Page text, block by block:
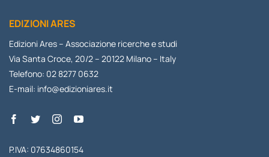
EDIZIONI ARES
Edizioni Ares – Associazione ricerche e studi
Via Santa Croce, 20/2 – 20122 Milano – Italy
Telefono: 02 8277 0632
E-mail: info@edizioniares.it
P.IVA: 07634860154